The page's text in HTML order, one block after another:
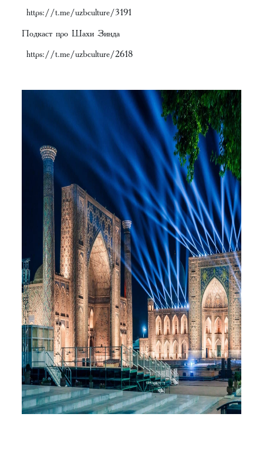
https://t.me/uzbculture/3191
Подкаст про Шахи Зинда
https://t.me/uzbculture/2618